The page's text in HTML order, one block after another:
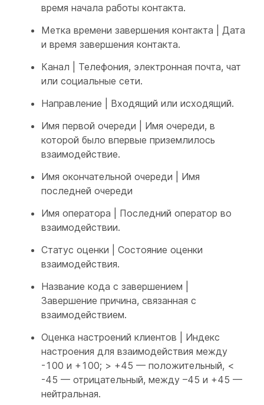
время начала работы контакта.
Метка времени завершения контакта | Дата
и время завершения контакта.
Канал | Телефония, электронная почта, чат
или социальные сети.
Направление | Входящий или исходящий.
Имя первой очереди | Имя очереди, в
которой было впервые приземлилось
взаимодействие.
Имя окончательной очереди | Имя
последней очереди
Имя оператора | Последний оператор во
взаимодействии.
Статус оценки | Состояние оценки
взаимодействия.
Название кода с завершением |
Завершение причина, связанная с
взаимодействием.
Оценка настроений клиентов | Индекс
настроения для взаимодействия между
-100 и +100; > +45 — положительный, <
-45 — отрицательный, между –45 и +45 —
нейтральная.